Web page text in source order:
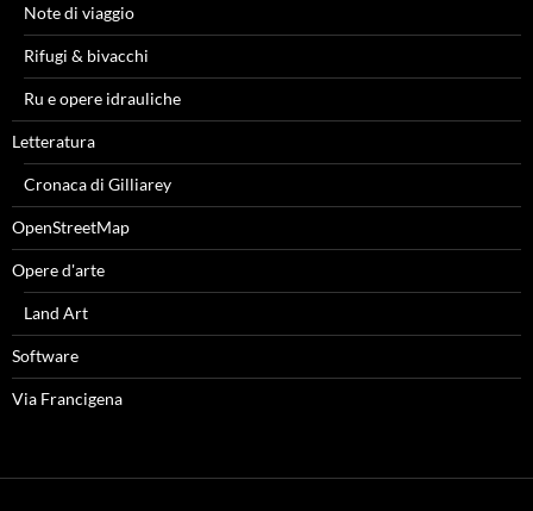
Note di viaggio
Rifugi & bivacchi
Ru e opere idrauliche
Letteratura
Cronaca di Gilliarey
OpenStreetMap
Opere d'arte
Land Art
Software
Via Francigena